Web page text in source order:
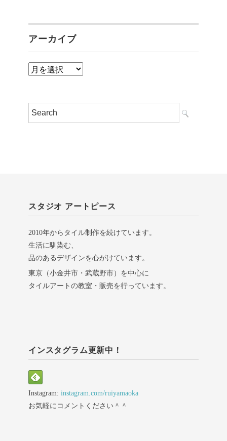
アーカイブ
ア
イ
スタジオ アートピース
2010年からタイル制作を続けています。
生活に馴染む、
品のあるデザインを心がけています。
東京（小金井市・武蔵野市）を中心に
タイルアートの教室・販売を行っています。
インスタグラム更新中！
Instagram: instagram.com/ruiyamaoka
お気軽にコメントください＾＾